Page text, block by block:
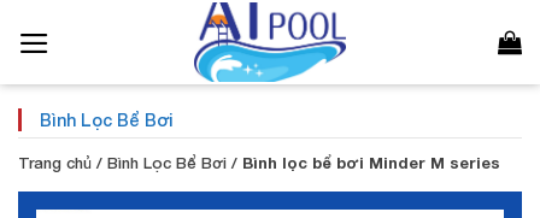
qua
dung
Bình Lọc Bể Bơi
Trang chủ / Bình Lọc Bể Bơi / Bình lọc bể bơi Minder M series